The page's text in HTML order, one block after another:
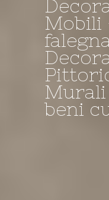
Mobili
beni
il
I